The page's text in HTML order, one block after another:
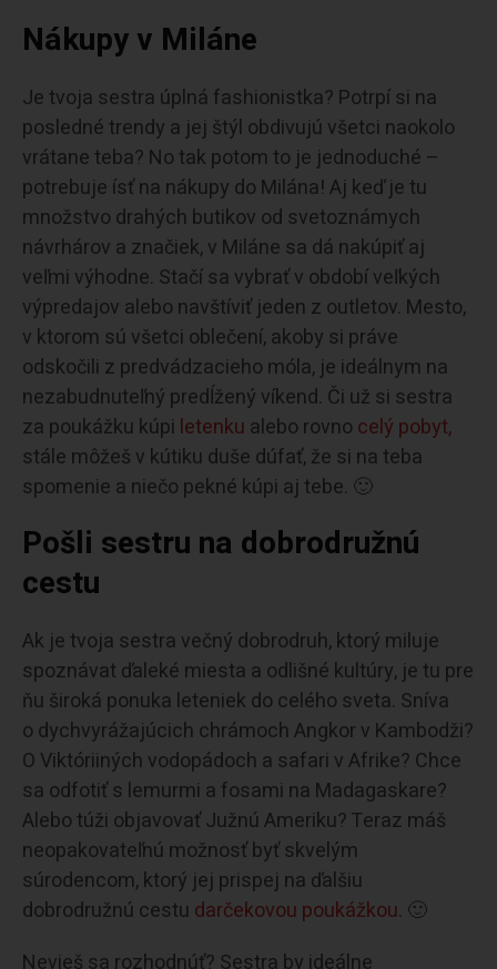
Nákupy v Miláne
Je tvoja sestra úplná fashionistka? Potrpí si na
posledné trendy a jej štýl obdivujú všetci naokolo
vrátane teba? No tak potom to je jednoduché –
potrebuje ísť na nákupy do Milána! Aj keď je tu
množstvo drahých butikov od svetoznámych
návrhárov a značiek, v Miláne sa dá nakúpiť aj
veľmi výhodne. Stačí sa vybrať v období veľkých
výpredajov alebo navštíviť jeden z outletov. Mesto,
v ktorom sú všetci oblečení, akoby si práve
odskočili z predvádzacieho móla, je ideálnym na
nezabudnuteľný predĺžený víkend. Či už si sestra
za poukážku kúpi letenku alebo rovno celý pobyt,
stále môžeš v kútiku duše dúfať, že si na teba
spomenie a niečo pekné kúpi aj tebe. 🙂
Pošli sestru na dobrodružnú
cestu
Ak je tvoja sestra večný dobrodruh, ktorý miluje
spoznávat ďaleké miesta a odlišné kultúry, je tu pre
ňu široká ponuka leteniek do celého sveta. Sníva
o dychvyrážajúcich chrámoch Angkor v Kambodži?
O Viktóriiných vodopádoch a safari v Afrike? Chce
sa odfotiť s lemurmi a fosami na Madagaskare?
Alebo túži objavovať Južnú Ameriku? Teraz máš
neopakovateľnú možnosť byť skvelým
súrodencom, ktorý jej prispej na ďalšiu
dobrodružnú cestu darčekovou poukážkou. 🙂
Nevieš sa rozhodnúť? Sestra by ideálne